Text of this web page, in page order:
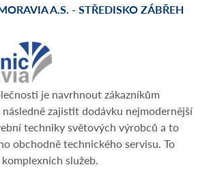
A.S. - STŘEDISKO ZÁBŘEH
je navrhnout zákazníkům
zajistit dodávku nejmodernější
techniky světových výrobců a to
obchodně technického servisu. To
služeb.